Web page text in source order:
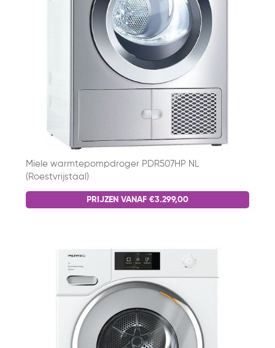
Miele warmtepompdroger PDR507HP NL
(Roestvrijstaal)
PRIJZEN VANAF €3.299,00